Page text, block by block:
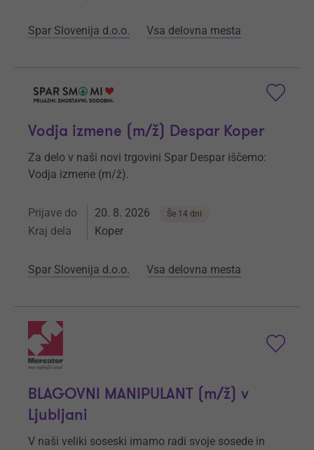
Spar Slovenija d.o.o. Vsa delovna mesta
Vodja izmene (m/ž) Despar Koper
Za delo v naši novi trgovini Spar Despar iščemo:
Vodja izmene (m/ž).
Prijave do 20. 8. 2026 Še 14 dni
Kraj dela Koper
Spar Slovenija d.o.o. Vsa delovna mesta
BLAGOVNI MANIPULANT (m/ž) v
Ljubljani
V naši veliki soseski imamo radi svoje sosede in